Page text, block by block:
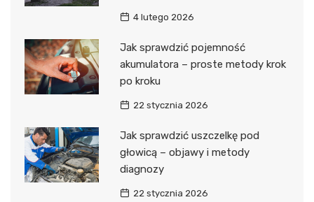
4 lutego 2026
Jak sprawdzić pojemność
akumulatora – proste metody krok
po kroku
22 stycznia 2026
Jak sprawdzić uszczelkę pod
głowicą – objawy i metody
diagnozy
22 stycznia 2026